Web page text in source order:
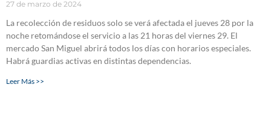
27 de marzo de 2024
La recolección de residuos solo se verá afectada el jueves 28 por la
noche retomándose el servicio a las 21 horas del viernes 29. El
mercado San Miguel abrirá todos los días con horarios especiales.
Habrá guardias activas en distintas dependencias.
Leer Más >>